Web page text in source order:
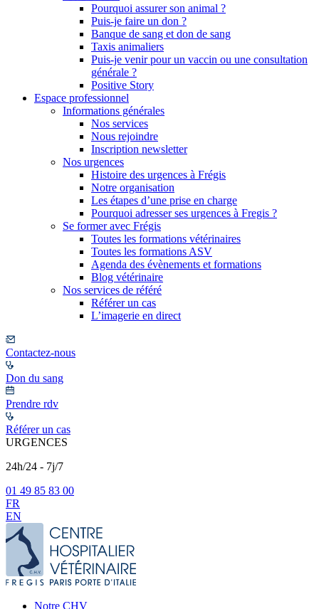
Pourquoi assurer son animal ?
Puis-je faire un don ?
Banque de sang et don de sang
Taxis animaliers
Puis-je venir pour un vaccin ou une consultation
générale ?
Positive Story
Espace professionnel
Informations générales
Nos services
Nous rejoindre
Inscription newsletter
Nos urgences
Histoire des urgences à Frégis
Notre organisation
Les étapes d’une prise en charge
Pourquoi adresser ses urgences à Fregis ?
Se former avec Frégis
Toutes les formations vétérinaires
Toutes les formations ASV
Agenda des évènements et formations
Blog vétérinaire
Nos services de référé
Référer un cas
L’imagerie en direct
Contactez-nous
Don du sang
Prendre rdv
Référer un cas
URGENCES
24h/24 - 7j/7
01 49 85 83 00
FR
EN
Notre CHV